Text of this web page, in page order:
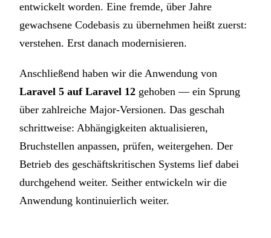
entwickelt worden. Eine fremde, über Jahre
gewachsene Codebasis zu übernehmen heißt zuerst:
verstehen. Erst danach modernisieren.
Anschließend haben wir die Anwendung von
Laravel 5 auf Laravel 12 gehoben — ein Sprung
über zahlreiche Major-Versionen. Das geschah
schrittweise: Abhängigkeiten aktualisieren,
Bruchstellen anpassen, prüfen, weitergehen. Der
Betrieb des geschäftskritischen Systems lief dabei
durchgehend weiter. Seither entwickeln wir die
Anwendung kontinuierlich weiter.